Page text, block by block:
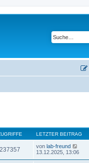
LETZTER BEITRAG
237357 von lab-freund
13.12.2025, 13:06